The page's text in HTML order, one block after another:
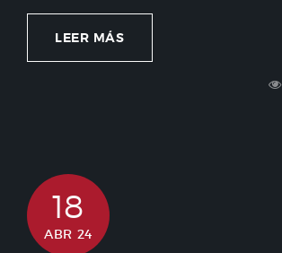
LEER MÁS
18
ABR 24